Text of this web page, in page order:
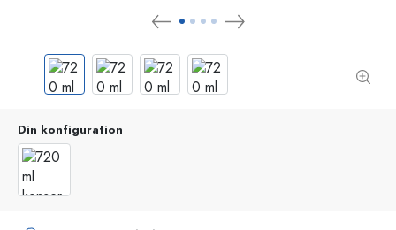
Din konfiguration